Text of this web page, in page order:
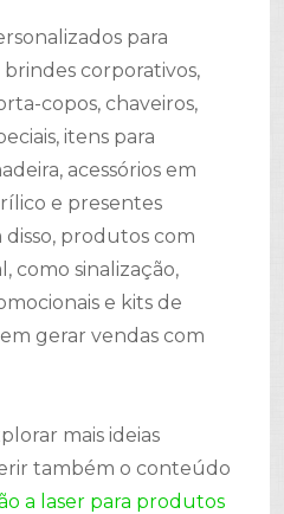
para
corporativos,
copos, chaveiros,
itens para
acessórios em
e presentes
disso, produtos com
como sinalização,
e kits de
gerar vendas com
mais ideias
também o conteúdo
a laser para produtos